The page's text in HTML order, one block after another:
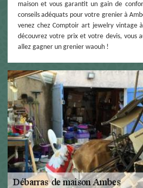
maison et vous garantit un gain de
conseils adéquats pour votre grenier à
venez chez Comptoir art jewelry vintage
découvrez votre prix et votre devis, vous
allez gagner un grenier waouh !